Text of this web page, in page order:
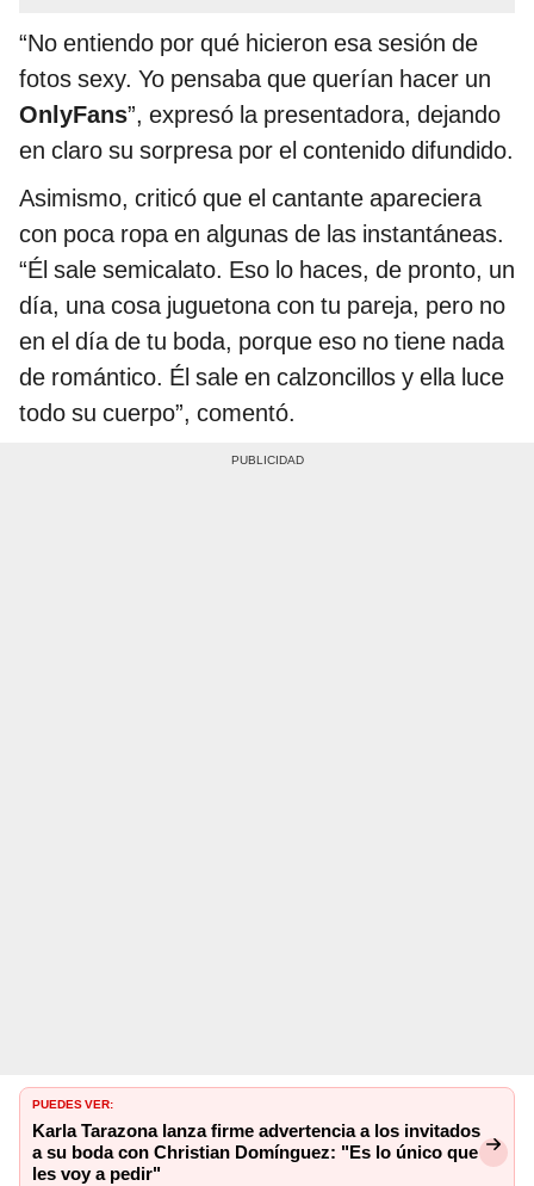
“No entiendo por qué hicieron esa sesión de
fotos sexy. Yo pensaba que querían hacer un
OnlyFans”, expresó la presentadora, dejando
en claro su sorpresa por el contenido difundido.
Asimismo, criticó que el cantante apareciera
con poca ropa en algunas de las instantáneas.
“Él sale semicalato. Eso lo haces, de pronto, un
día, una cosa juguetona con tu pareja, pero no
en el día de tu boda, porque eso no tiene nada
de romántico. Él sale en calzoncillos y ella luce
todo su cuerpo”, comentó.
PUEDES VER:
Karla Tarazona lanza firme advertencia a los invitados
a su boda con Christian Domínguez: "Es lo único que
les voy a pedir"